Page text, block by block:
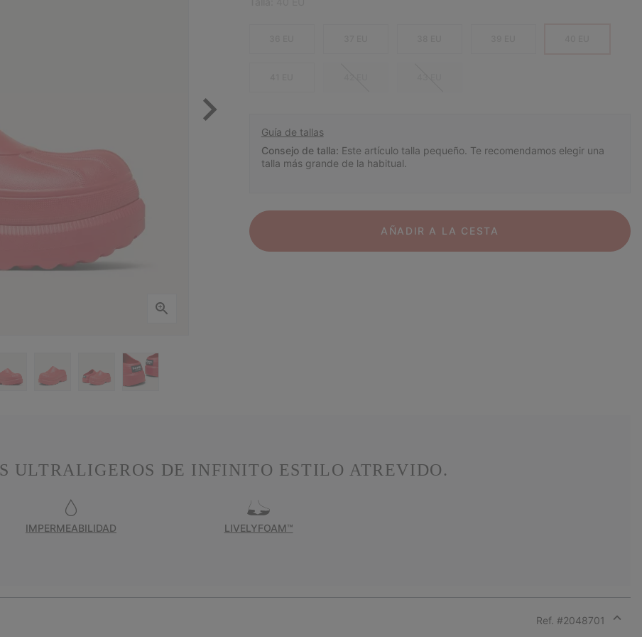
Guía de tallas
Consejo de talla: Este artículo talla pequeño. Te recomendamos elegir una
talla más grande de la habitual.
AÑADIR A LA CESTA
ULTRALIGEROS DE INFINITO ESTILO ATREVIDO.
IMPERMEABILIDAD LIVELYFOAM™
Ref. #2048701